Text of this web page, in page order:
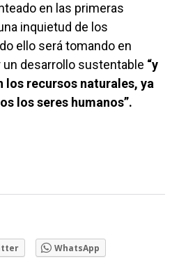
en las primeras
inquietud de los
ello será tomando en
un desarrollo sustentable “y
los recursos naturales, ya
los seres humanos”.
WhatsApp